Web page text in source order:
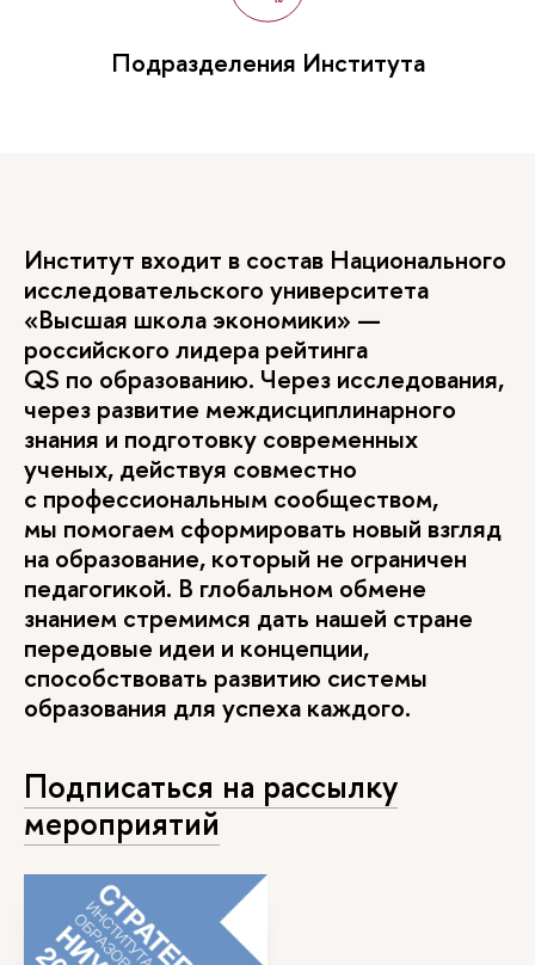
Подразделения Института
Институт входит в состав Национального
исследовательского университета
«Высшая школа экономики» —
российского лидера рейтинга
QS по образованию. Через исследования,
через развитие междисциплинарного
знания и подготовку современных
ученых, действуя совместно
с профессиональным сообществом,
мы помогаем сформировать новый взгляд
на образование, который не ограничен
педагогикой. В глобальном обмене
знанием стремимся дать нашей стране
передовые идеи и концепции,
способствовать развитию системы
образования для успеха каждого.
Подписаться на рассылку
мероприятий